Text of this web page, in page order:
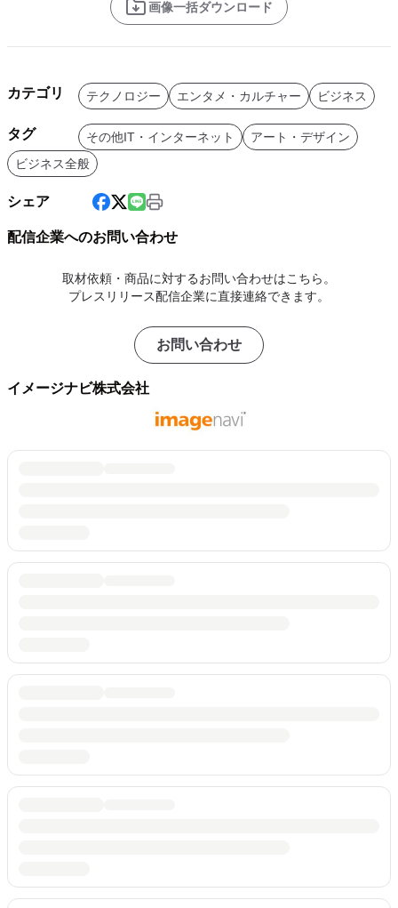
画像一括ダウンロード
カテゴリ テクノロジー エンタメ・カルチャー ビジネス
タグ その他IT・インターネット
アート・デザイン
ビジネス全般
シェア
配信企業へのお問い合わせ
取材依頼・商品に対するお問い合わせはこちら。
プレスリリース配信企業に直接連絡できます。
お問い合わせ
イメージナビ株式会社